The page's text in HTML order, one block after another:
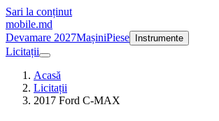
Sari la conținut
mobile.md
Devamare 2027MașiniPiese Instrumente
Licitații
Acasă
Licitații
2017 Ford C-MAX